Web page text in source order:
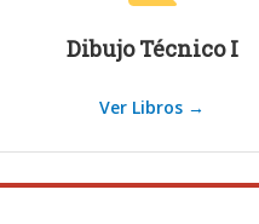
Dibujo Técnico I
Ver Libros →